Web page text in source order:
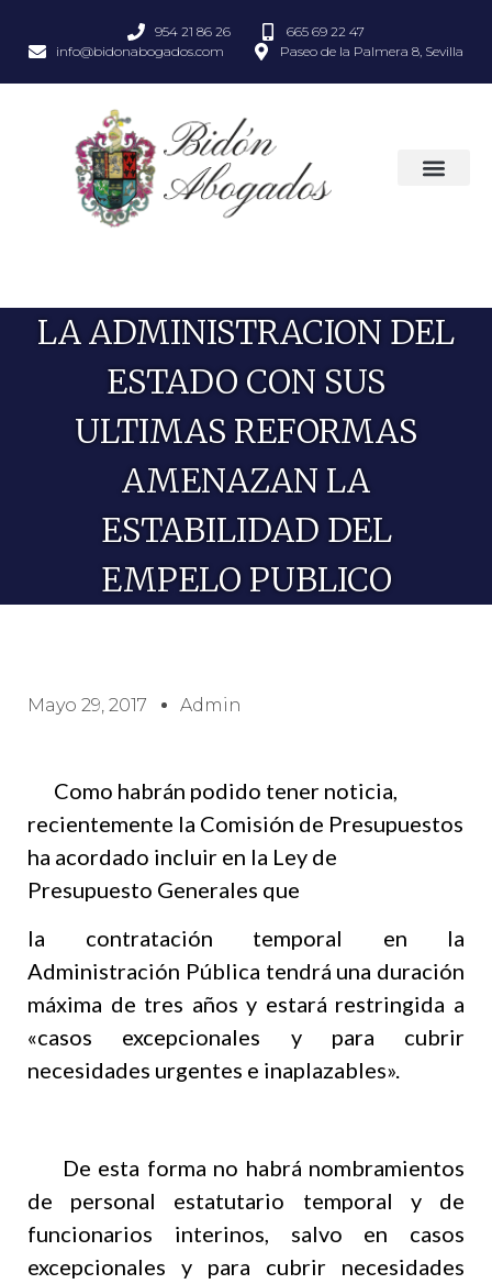
954 21 86 26
665 69 22 47
info@bidonabogados.com
Paseo de la Palmera 8, Sevilla
LA ADMINISTRACION DEL
ESTADO CON SUS
ULTIMAS REFORMAS
AMENAZAN LA
ESTABILIDAD DEL
EMPELO PUBLICO
Mayo 29, 2017 Admin
Como habrán podido tener noticia,
recientemente la Comisión de Presupuestos
ha acordado incluir en la Ley de
Presupuesto Generales que
la contratación temporal en la
Administración Pública tendrá una duración
máxima de tres años y estará restringida a
«casos excepcionales y para cubrir
necesidades urgentes e inaplazables».
De esta forma no habrá nombramientos
de personal estatutario temporal y de
funcionarios interinos, salvo en casos
excepcionales y para cubrir necesidades